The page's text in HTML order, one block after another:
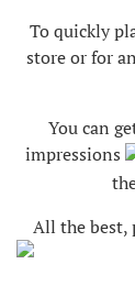
To quickly
store or for
You can
impressions
All the best,